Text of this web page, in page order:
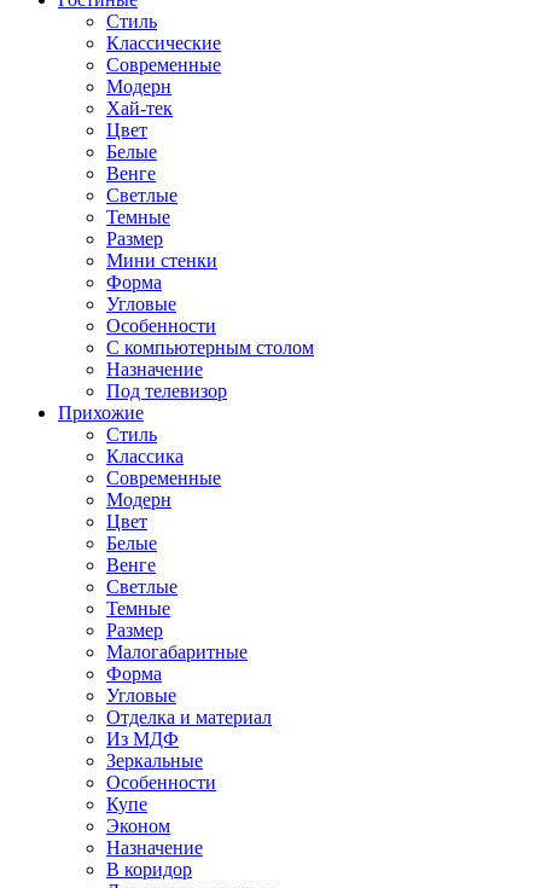
Стиль
Классические
Современные
Модерн
Хай-тек
Цвет
Белые
Венге
Светлые
Темные
Размер
Мини стенки
Форма
Угловые
Особенности
С компьютерным столом
Назначение
Под телевизор
Прихожие
Стиль
Классика
Современные
Модерн
Цвет
Белые
Венге
Светлые
Темные
Размер
Малогабаритные
Форма
Угловые
Отделка и материал
Из МДФ
Зеркальные
Особенности
Купе
Эконом
Назначение
В коридор